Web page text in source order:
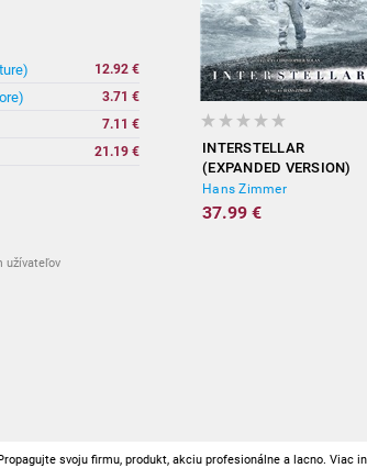
12.92 €
3.71 €
7.11 €
21.19 €
užívateľov
INTERSTELLAR
(EXPANDED VERSION)
Hans Zimmer
37.99 €
svoju firmu, produkt, akciu profesionálne a lacno. Viac